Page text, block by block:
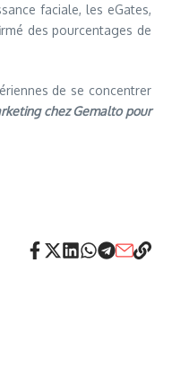
faciale, les eGates,
des pourcentages de
de se concentrer
chez Gemalto pour